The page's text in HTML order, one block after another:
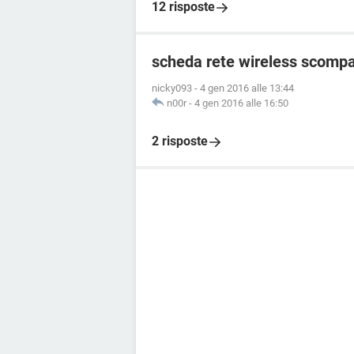
12 risposte
scheda rete wireless
nicky093 - 4 gen 2016 alle 13:44
n00r - 4 gen 2016 alle 16:50
2 risposte